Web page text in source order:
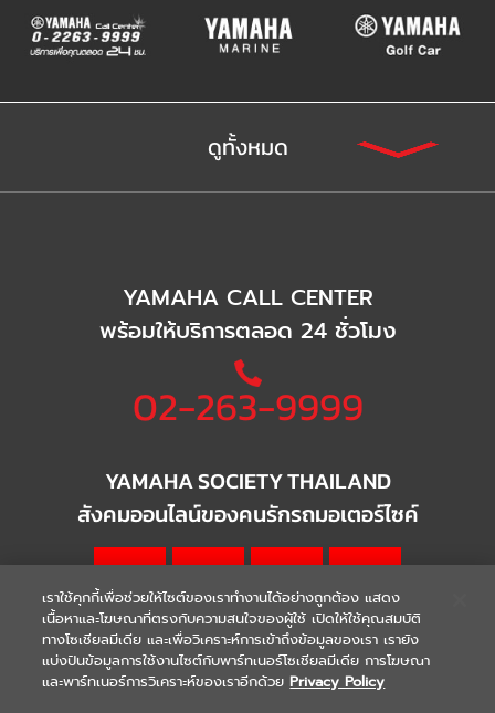
ดูทั้งหมด
YAMAHA CALL CENTER
พร้อมให้บริการตลอด 24 ชั่วโมง
02-263-9999
YAMAHA SOCIETY THAILAND
สังคมออนไลน์ของคนรักรถมอเตอร์ไซค์
WARRANTY | Terms & Conditions
เราใช้คุกกี้เพื่อช่วยให้ไซต์ของเราทำงานได้อย่างถูกต้อง แสดง
เนื้อหาและโฆษณาที่ตรงกับความสนใจของผู้ใช้ เปิดให้ใช้คุณสมบัติ
ทางโซเชียลมีเดีย และเพื่อวิเคราะห์การเข้าถึงข้อมูลของเรา เรายัง
แบ่งปันข้อมูลการใช้งานไซต์กับพาร์ทเนอร์โซเชียลมีเดีย การโฆษณา
และพาร์ทเนอร์การวิเคราะห์ของเราอีกด้วย Privacy Policy